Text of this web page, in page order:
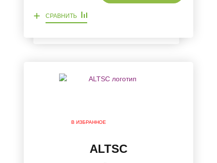
+ СРАВНИТЬ
В ИЗБРАННОЕ
ALTSC